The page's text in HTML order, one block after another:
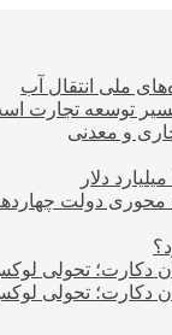
ملی انتقال آب
مسیر توسعه تجارت
و معدنی
محوری دولت
دکارت؛ تحولی
دکارت؛ تحولی